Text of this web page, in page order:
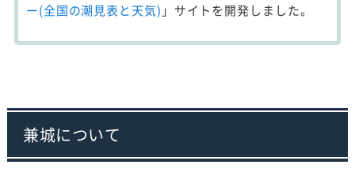
ー(全国の潮見表と天気) 」サイトを開発しました。
兼城について